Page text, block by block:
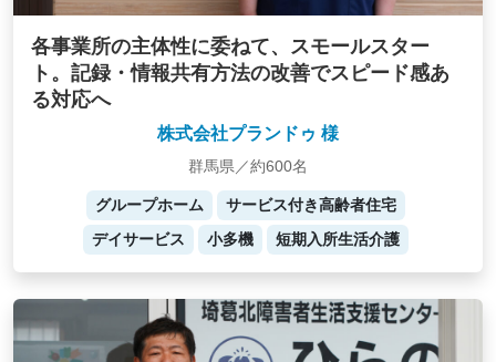
各事業所の主体性に委ねて、スモールスター
ト。記録・情報共有方法の改善でスピード感あ
る対応へ
株式会社プランドゥ 様
群馬県／約600名
グループホーム
サービス付き高齢者住宅
デイサービス
小多機 短期入所生活介護